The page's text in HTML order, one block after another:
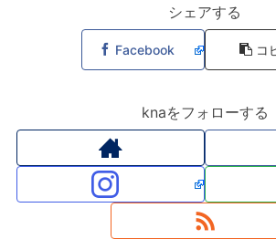
シェアする
Facebook コ
knaをフォローする